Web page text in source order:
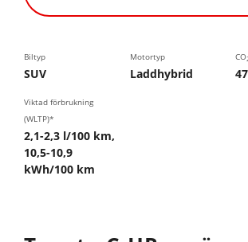
Biltyp
SUV
Motortyp
Laddhybrid
CO
Viktad förbrukning
(WLTP)*
2,1-2,3 l/100 km,
10,5-10,9
kWh/100 km